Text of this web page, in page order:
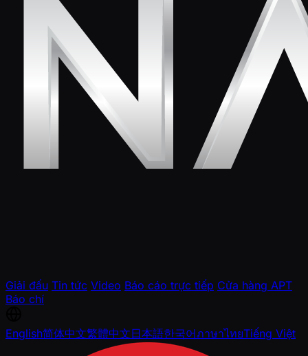
Giải đấu Tin tức Video Báo cáo trực tiếp Cửa hàng APT
Báo chí
English简体中文繁體中文日本語한국어ภาษาไทยTiếng Việt